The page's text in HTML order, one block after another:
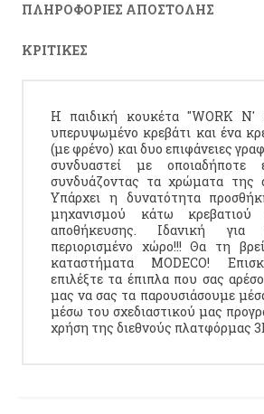
ΠΛΗΡΟΦΟΡΊΕΣ ΑΠΟΣΤΟΛΉΣ
ΚΡΙΤΙΚΈΣ
Η παιδική κουκέτα "WORK N'
υπερυψωμένο κρεβάτι και ένα
(με φρένο) και δυο επιφάνειες
συνδυαστεί με οποιαδήποτε
συνδυάζοντας τα χρώματα της
Υπάρχει η δυνατότητα
μηχανισμού κάτω κρεβατιού
αποθήκευσης. Ιδανική
περιορισμένο χώρο!!! Θα τη
καταστήματα MODECO!
επιλέξτε τα έπιπλα που σας
μας να σας τα παρουσιάσουμε
μέσω του σχεδιαστικού μας
χρήση της διεθνούς πλατφόρμας